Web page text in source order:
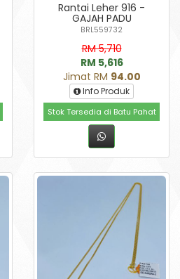
Rantai Leher 916 -
GAJAH PADU
BRL559732
RM 5,710
RM 5,616
Jimat RM 94.00
Info Produk
Stok Tersedia di Batu Pahat